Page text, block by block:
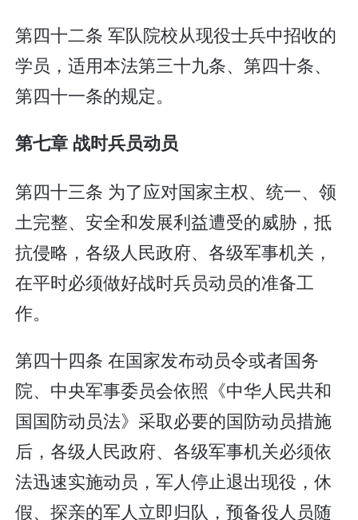
第四十二条 军队院校从现役士兵中招收的
学员，适用本法第三十九条、第四十条、
第四十一条的规定。
第七章 战时兵员动员
第四十三条 为了应对国家主权、统一、领
土完整、安全和发展利益遭受的威胁，抵
抗侵略，各级人民政府、各级军事机关，
在平时必须做好战时兵员动员的准备工
作。
第四十四条 在国家发布动员令或者国务
院、中央军事委员会依照《中华人民共和
国国防动员法》采取必要的国防动员措施
后，各级人民政府、各级军事机关必须依
法迅速实施动员，军人停止退出现役，休
假、探亲的军人立即归队，预备役人员随